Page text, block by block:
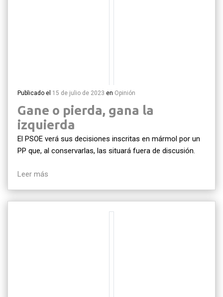
Publicado el 15 de julio de 2023 en Opinión
Gane o pierda, gana la
izquierda
El PSOE verá sus decisiones inscritas en mármol por un
PP que, al conservarlas, las situará fuera de discusión.
Leer más